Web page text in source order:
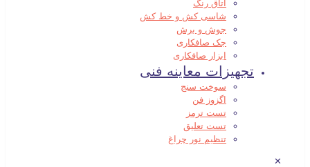
اتاق رنگ
شاسی کش و خط کش
جوش و برش
جک صافکاری
ابزار صافکاری
تجهیزات معاینه فنی
سوخت سنج
اگزوز فن
تست ترمز
تست تعلیق
تنظیم نور چراغ
✕